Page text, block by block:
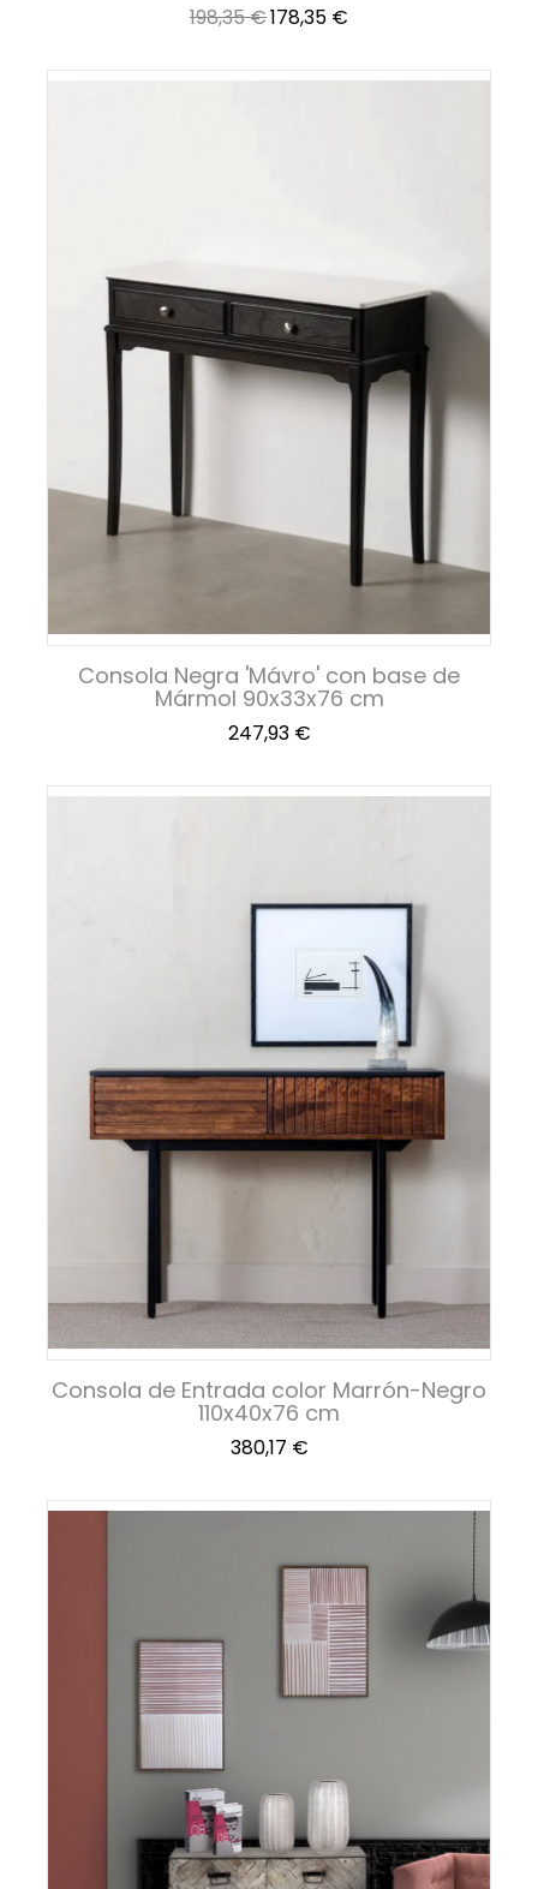
Precio
base
198,35 €Precio
178,35 €
Consola Negra 'Mávro' con base de
Mármol 90x33x76 cm
Precio
247,93 €
Consola de Entrada color Marrón-Negro
110x40x76 cm
Precio
380,17 €